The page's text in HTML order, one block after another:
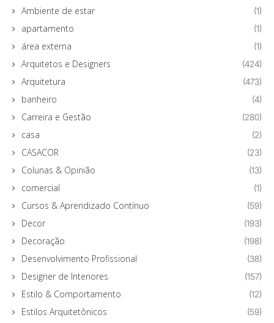
Ambiente de estar (1)
apartamento (1)
área externa (1)
Arquitetos e Designers (424)
Arquitetura (473)
banheiro (4)
Carreira e Gestão (280)
casa (2)
CASACOR (23)
Colunas & Opinião (13)
comercial (1)
Cursos & Aprendizado Contínuo (59)
Decor (193)
Decoração (198)
Desenvolvimento Profissional (38)
Designer de Interiores (157)
Estilo & Comportamento (12)
Estilos Arquitetônicos (59)